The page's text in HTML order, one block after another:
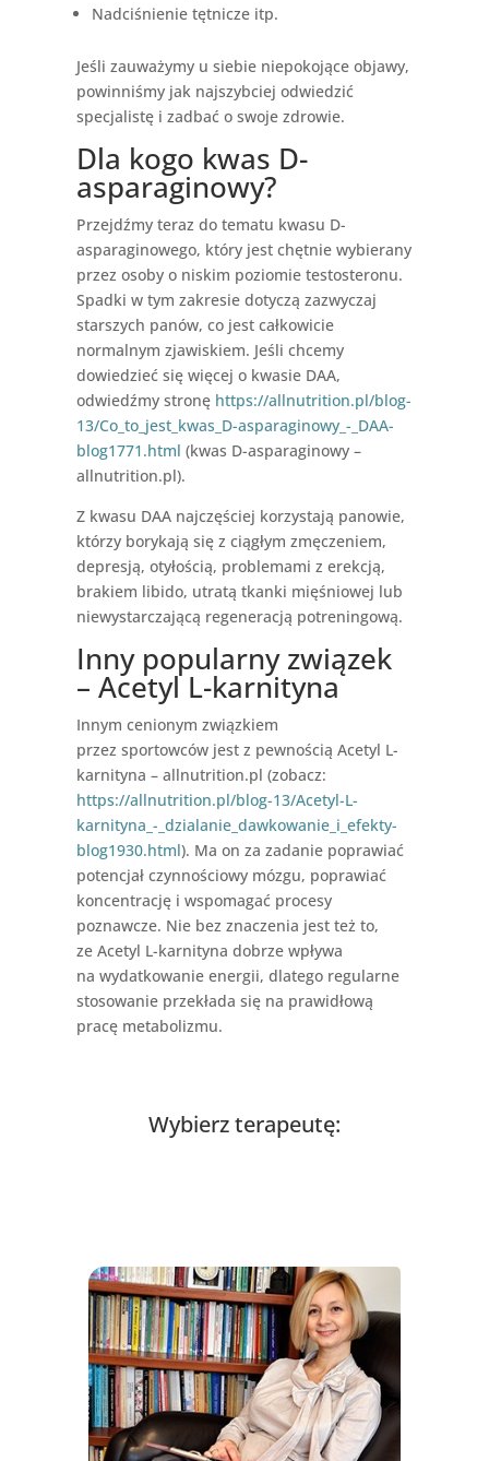
Nadciśnienie tętnicze itp.
Jeśli zauważymy u siebie niepokojące objawy,
powinniśmy jak najszybciej odwiedzić
specjalistę i zadbać o swoje zdrowie.
Dla kogo kwas D-
asparaginowy?
Przejdźmy teraz do tematu kwasu D-
asparaginowego, który jest chętnie wybierany
przez osoby o niskim poziomie testosteronu.
Spadki w tym zakresie dotyczą zazwyczaj
starszych panów, co jest całkowicie
normalnym zjawiskiem. Jeśli chcemy
dowiedzieć się więcej o kwasie DAA,
odwiedźmy stronę https://allnutrition.pl/blog-
13/Co_to_jest_kwas_D-asparaginowy_-_DAA-
blog1771.html (kwas D-asparaginowy –
allnutrition.pl).
Z kwasu DAA najczęściej korzystają panowie,
którzy borykają się z ciągłym zmęczeniem,
depresją, otyłością, problemami z erekcją,
brakiem libido, utratą tkanki mięśniowej lub
niewystarczającą regeneracją potreningową.
Inny popularny związek
– Acetyl L-karnityna
Innym cenionym związkiem
przez sportowców jest z pewnością Acetyl L-
karnityna – allnutrition.pl (zobacz:
https://allnutrition.pl/blog-13/Acetyl-L-
karnityna_-_dzialanie_dawkowanie_i_efekty-
blog1930.html). Ma on za zadanie poprawiać
potencjał czynnościowy mózgu, poprawiać
koncentrację i wspomagać procesy
poznawcze. Nie bez znaczenia jest też to,
ze Acetyl L-karnityna dobrze wpływa
na wydatkowanie energii, dlatego regularne
stosowanie przekłada się na prawidłową
pracę metabolizmu.
Wybierz terapeutę: